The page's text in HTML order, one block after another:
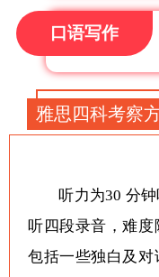
口语写作
雅思四科考察
听力为30 分钟
听四段录音，难
包括一些独白及